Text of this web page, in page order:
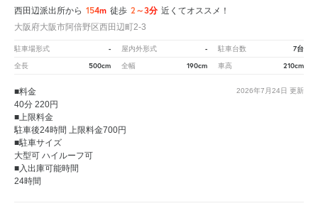
西田辺派出所から 154m 徒歩 2～3分 近くてオススメ！
大阪府大阪市阿倍野区西田辺町2-3
駐車場形式 - 屋内外形式 - 駐車台数 7台
全長 500cm 全幅 190cm 車高 210cm
2026年7月24日 更新
■料金
40分 220円
■上限料金
駐車後24時間 上限料金700円
■駐車サイズ
大型可 ハイルーフ可
■入出庫可能時間
24時間